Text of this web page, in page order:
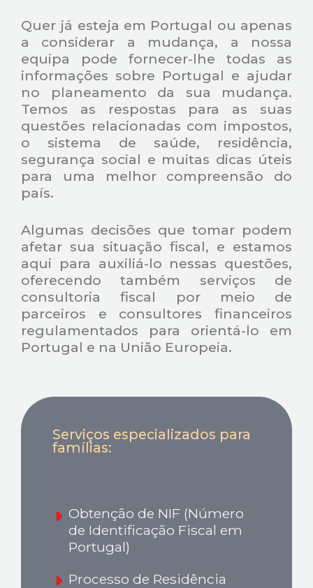
Quer já esteja em Portugal ou apenas
a considerar a mudança, a nossa
equipa pode fornecer-lhe todas as
informações sobre Portugal e ajudar
no planeamento da sua mudança.
Temos as respostas para as suas
questões relacionadas com impostos,
o sistema de saúde, residência,
segurança social e muitas dicas úteis
para uma melhor compreensão do
país.
Algumas decisões que tomar podem
afetar sua situação fiscal, e estamos
aqui para auxiliá-lo nessas questões,
oferecendo também serviços de
consultoria fiscal por meio de
parceiros e consultores financeiros
regulamentados para orientá-lo em
Portugal e na União Europeia.
Serviços especializados para
famílias:
Obtenção de NIF (Número
de Identificação Fiscal em
Portugal)
Processo de Residência